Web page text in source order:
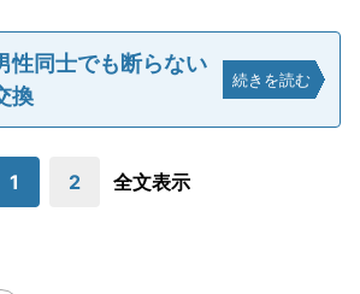
性同士でも断らない
換
続きを読む
1 2 全文表示